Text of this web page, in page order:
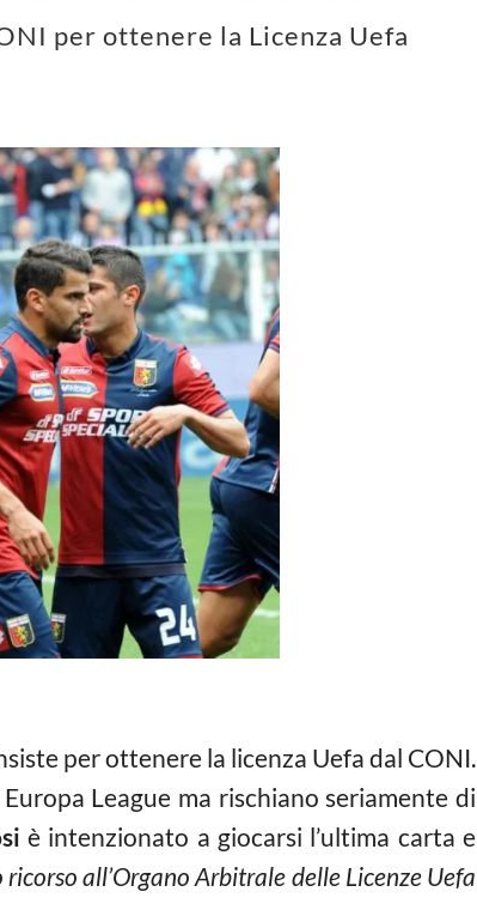
per ottenere la Licenza Uefa
per ottenere la licenza Uefa dal CONI.
League ma rischiano seriamente di
è intenzionato a giocarsi l’ultima carta e
ricorso all’Organo Arbitrale delle Licenze Uefa